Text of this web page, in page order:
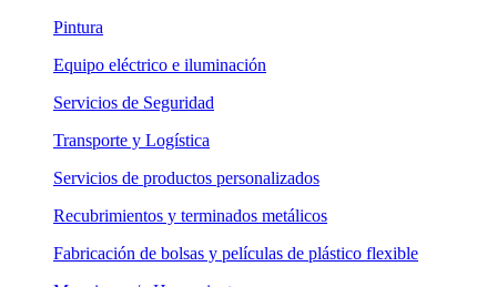
Pintura
Equipo eléctrico e iluminación
Servicios de Seguridad
Transporte y Logística
Servicios de productos personalizados
Recubrimientos y terminados metálicos
Fabricación de bolsas y películas de plástico flexible